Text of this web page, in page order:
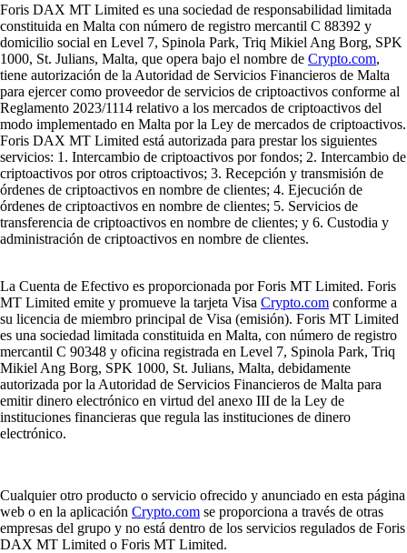
Foris DAX MT Limited es una sociedad de responsabilidad limitada
constituida en Malta con número de registro mercantil C 88392 y
domicilio social en Level 7, Spinola Park, Triq Mikiel Ang Borg, SPK
1000, St. Julians, Malta, que opera bajo el nombre de Crypto.com,
tiene autorización de la Autoridad de Servicios Financieros de Malta
para ejercer como proveedor de servicios de criptoactivos conforme al
Reglamento 2023/1114 relativo a los mercados de criptoactivos del
modo implementado en Malta por la Ley de mercados de criptoactivos.
Foris DAX MT Limited está autorizada para prestar los siguientes
servicios: 1. Intercambio de criptoactivos por fondos; 2. Intercambio de
criptoactivos por otros criptoactivos; 3. Recepción y transmisión de
órdenes de criptoactivos en nombre de clientes; 4. Ejecución de
órdenes de criptoactivos en nombre de clientes; 5. Servicios de
transferencia de criptoactivos en nombre de clientes; y 6. Custodia y
administración de criptoactivos en nombre de clientes.
La Cuenta de Efectivo es proporcionada por Foris MT Limited. Foris
MT Limited emite y promueve la tarjeta Visa Crypto.com conforme a
su licencia de miembro principal de Visa (emisión). Foris MT Limited
es una sociedad limitada constituida en Malta, con número de registro
mercantil C 90348 y oficina registrada en Level 7, Spinola Park, Triq
Mikiel Ang Borg, SPK 1000, St. Julians, Malta, debidamente
autorizada por la Autoridad de Servicios Financieros de Malta para
emitir dinero electrónico en virtud del anexo III de la Ley de
instituciones financieras que regula las instituciones de dinero
electrónico.
Cualquier otro producto o servicio ofrecido y anunciado en esta página
web o en la aplicación Crypto.com se proporciona a través de otras
empresas del grupo y no está dentro de los servicios regulados de Foris
DAX MT Limited o Foris MT Limited.